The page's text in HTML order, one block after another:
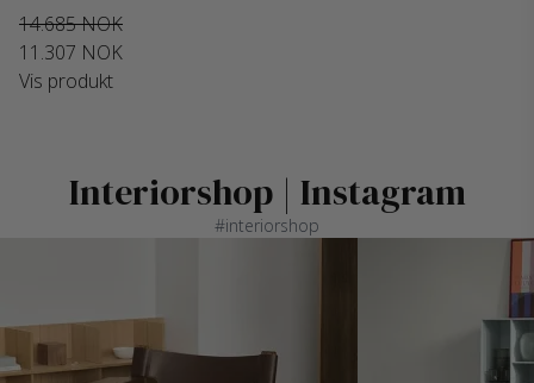
14.685 NOK
11.307 NOK
Vis produkt
Interiorshop | Instagram
#interiorshop